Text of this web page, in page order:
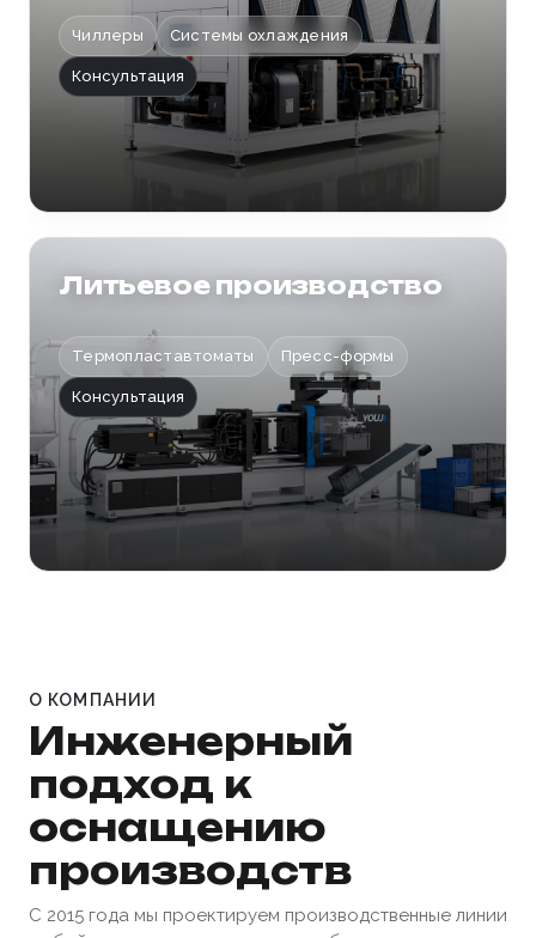
Чиллеры Системы охлаждения
Консультация
Литьевое производство
Термопластавтоматы Пресс-формы
Консультация
О КОМПАНИИ
Инженерный
подход к
оснащению
производств
С 2015 года мы проектируем производственные линии